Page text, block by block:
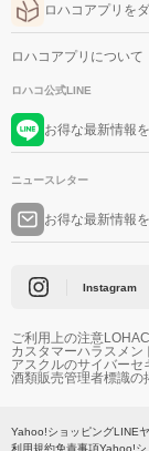
ロハコアプリを
ロハコアプリについて
ロハコ公式LINE
お得な最新情報
ニュースレター
お得な最新情報
Instagram
ご利用上の注意
カスタマーハラスメン
アスクルのサイバーセ
酒類販売管理者標識の
Yahoo!ショッピングLINE